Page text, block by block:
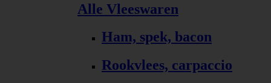
Alle Vleeswaren
Ham, spek, bacon
Rookvlees, carpaccio